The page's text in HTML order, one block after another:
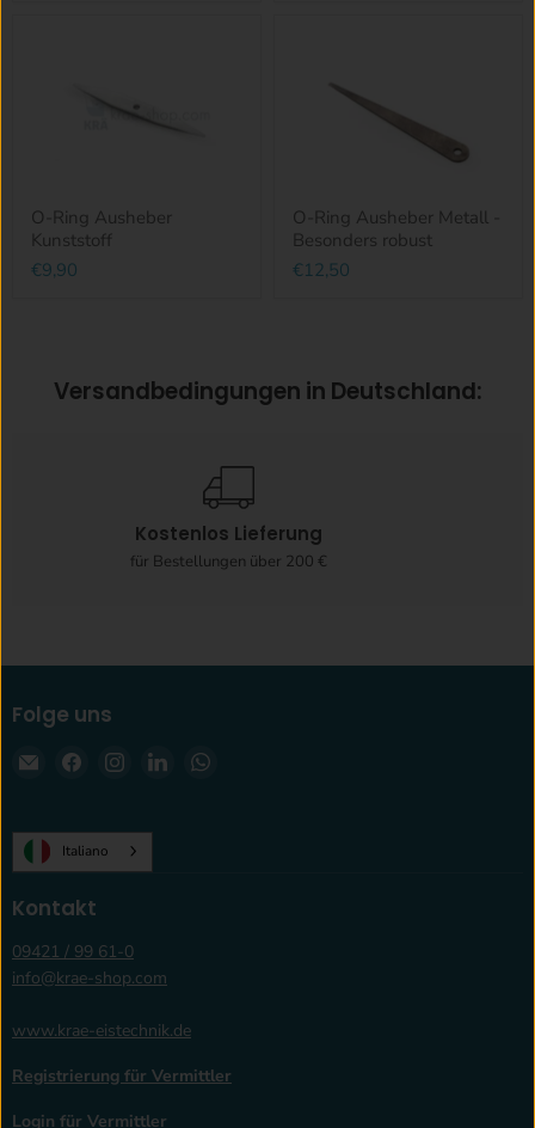
O-Ring Ausheber
Kunststoff
€9,90
O-Ring Ausheber Metall -
Besonders robust
€12,50
Versandbedingungen in Deutschland:
Kostenlos Lieferung
für Bestellungen über 200 €
Folge uns
Email
Finden
auf
Facebook
Finden
auf
Instagram
Finden
Italiano
Kontakt
09421 / 99 61-0
info@krae-shop.com
www.krae-eistechnik.de
Registrierung für Vermittler
Login für Vermittler